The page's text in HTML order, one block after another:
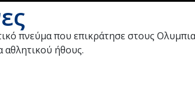
πνεύμα που επικράτησε στους
αθλητικού ήθους.